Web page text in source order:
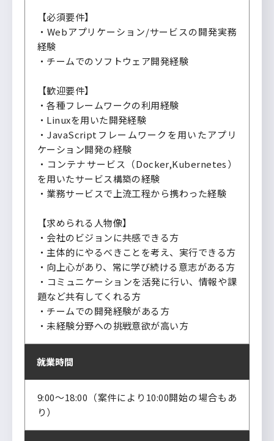
【必須要件】
・Webアプリケーション/サービスの開発実務
経験
・チームでのソフトウェア開発経験
【歓迎要件】
・各種フレームワークの利用経験
・Linuxを用いた開発経験
・JavaScriptフレームワークを用いたアプリ
ケーション開発の経験
・コンテナサービス（Docker,Kubernetes）
を用いたサービス構築の経験
・業務サービスで上流工程から携わった経験
【求められる人物像】
・会社のビジョンに共感できる方
・主体的にやるべきことを考え、実行できる方
・向上心があり、常に学び続ける意志がある方
・コミュニケーションを活発に行い、情報や課
題など共有してくれる方​
・チームでの開発経験がある方
・未経験分野への挑戦意欲が高い方
就業時間
9:00～18:00（案件により10:00開始の場合もあ
り）